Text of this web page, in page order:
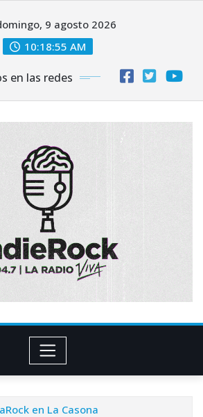
9 agosto 2026
10:18:56 AM
en las redes
en La Casona